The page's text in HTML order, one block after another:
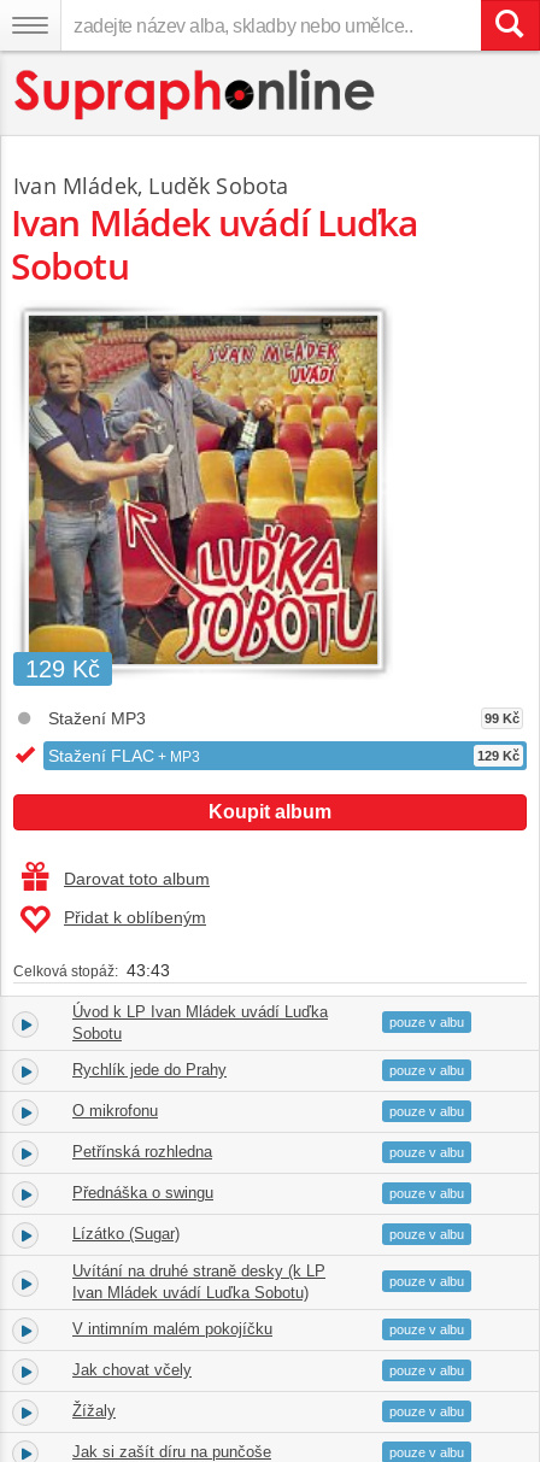
Ivan Mládek, Luděk Sobota
Ivan Mládek uvádí Luďka
Sobotu
129 Kč
Stažení MP3 99 Kč
Stažení FLAC + MP3 129 Kč
Koupit album
Darovat toto album
Přidat k oblíbeným
Celková stopáž: 43:43
1.
Úvod k LP Ivan Mládek uvádí Luďka
Sobotu
01:57
pouze v albu
2. Rychlík jede do Prahy 02:37
pouze v albu
3. O mikrofonu 02:44
pouze v albu
4. Petřínská rozhledna 02:26
pouze v albu
5. Přednáška o swingu 09:31
pouze v albu
6. Lízátko (Sugar) 02:33
pouze v albu
7.
Uvítání na druhé straně desky (k LP
Ivan Mládek uvádí Luďka Sobotu)
00:37
pouze v albu
8. V intimním malém pokojíčku 02:38
pouze v albu
9. Jak chovat včely 07:38
pouze v albu
10. Žížaly 03:16
pouze v albu
11. Jak si zašít díru na punčoše 05:34
pouze v albu